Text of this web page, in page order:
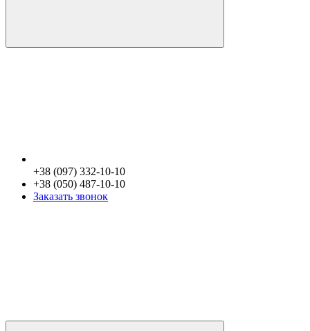
+38 (097) 332-10-10
+38 (050) 487-10-10
Заказать звонок